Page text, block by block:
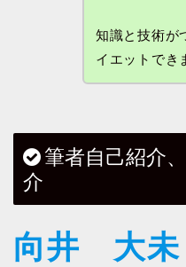
知識と技術が
イエットでき
筆者自己紹介
介
向井 大